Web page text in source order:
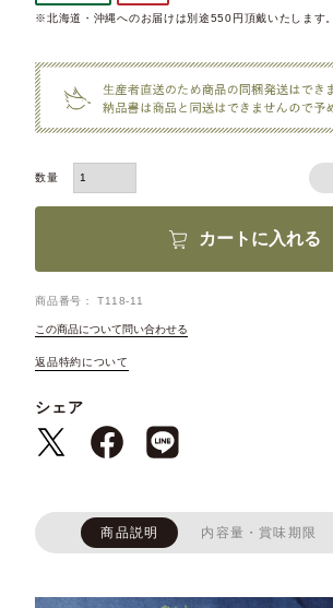
※北海道・沖縄へのお届けは別途550円頂戴いたします。
カートに入れる
商品番号 T118-11
この商品について問い合わせる
返品特約について
シェア
商品説明 内容量・賞味期限